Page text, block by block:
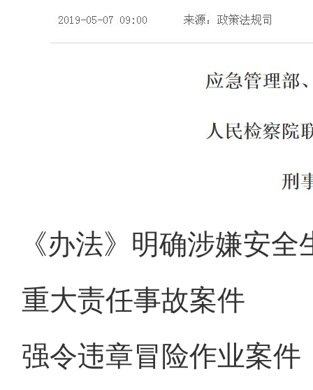
《办法》明确涉嫌安
重大责任事故案件
强令违章冒险作业案件